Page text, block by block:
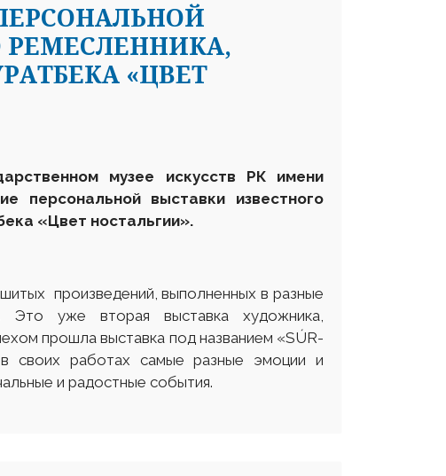
РЕМЕСЛЕННИКА,
«ЦВЕТ
музее искусств РК имени
персональной выставки известного
«Цвет ностальгии».
произведений, выполненных в разные
Это уже вторая выставка художника,
прошла выставка под названием «SÚR-
своих работах самые разные эмоции и
и радостные события.